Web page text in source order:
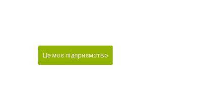
Це моє підприємство